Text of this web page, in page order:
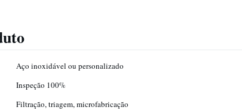
Aço inoxidável ou personalizado
Inspeção 100%
Filtração, triagem, microfabricação